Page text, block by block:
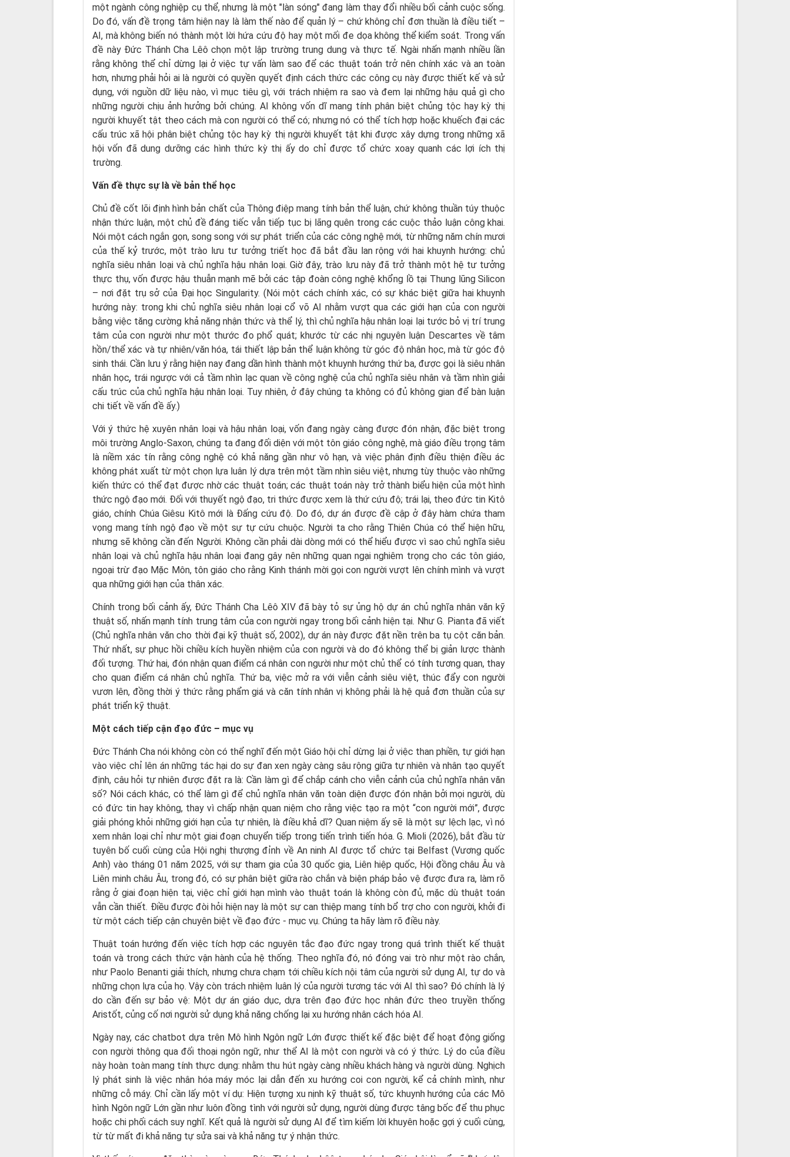
một ngành công nghiệp cụ thể, nhưng là một "làn sóng" đang làm thay đổi nhiều bối cảnh cuộc sống.
Do đó, vấn đề trọng tâm hiện nay là làm thế nào để quản lý – chứ không chỉ đơn thuần là điều tiết –
AI, mà không biến nó thành một lời hứa cứu độ hay một mối đe dọa không thể kiểm soát. Trong vấn
đề này Đức Thánh Cha Lêô chọn một lập trường trung dung và thực tế. Ngài nhấn mạnh nhiều lần
rằng không thể chỉ dừng lại ở việc tự vấn làm sao để các thuật toán trở nên chính xác và an toàn
hơn, nhưng phải hỏi ai là người có quyền quyết định cách thức các công cụ này được thiết kế và sử
dụng, với nguồn dữ liệu nào, vì mục tiêu gì, với trách nhiệm ra sao và đem lại những hậu quả gì cho
những người chịu ảnh hưởng bởi chúng. AI không vốn dĩ mang tính phân biệt chủng tộc hay kỳ thị
người khuyết tật theo cách mà con người có thể có; nhưng nó có thể tích hợp hoặc khuếch đại các
cấu trúc xã hội phân biệt chủng tộc hay kỳ thị người khuyết tật khi được xây dựng trong những xã
hội vốn đã dung dưỡng các hình thức kỳ thị ấy do chỉ được tổ chức xoay quanh các lợi ích thị
trường.
Vấn đề thực sựlà về bản thể học
Chủ đề cốt lõi định hình bản chất của Thông điệp mang tính bản thể luận, chứ không thuần túy thuộc
nhận thức luận, một chủ đề đáng tiếc vẫn tiếp tục bị lãng quên trong các cuộc thảo luận công khai.
Nói một cách ngắn gọn, song song với sự phát triển của các công nghệ mới, từ những năm chín mươi
của thế kỷ trước, một trào lưu tư tưởng triết học đã bắt đầu lan rộng với hai khuynh hướng: chủ
nghĩa siêu nhân loại và chủ nghĩa hậu nhân loại. Giờ đây, trào lưu này đã trở thành một hệ tư tưởng
thực thụ, vốn được hậu thuẫn mạnh mẽ bởi các tập đoàn công nghệ khổng lồ tại Thung lũng Silicon
– nơi đặt trụ sở của Đại học Singularity. (Nói một cách chính xác, có sự khác biệt giữa hai khuynh
hướng này: trong khi chủ nghĩa siêu nhân loại cổ võ AI nhằm vượt qua các giới hạn của con người
bằng việc tăng cường khả năng nhận thức và thể lý, thì chủ nghĩa hậu nhân loại lại tước bỏ vị trí trung
tâm của con người như một thước đo phổ quát; khước từ các nhị nguyên luận Descartes về tâm
hồn/thể xác và tự nhiên/văn hóa, tái thiết lập bản thể luận không từ góc độ nhân học, mà từ góc độ
sinh thái. Cần lưu ý rằng hiện nay đang dần hình thành một khuynh hướng thứ ba, được gọi là siêu nhân
nhân học, trái ngược với cả tầm nhìn lạc quan về công nghệ của chủ nghĩa siêu nhân và tầm nhìn giải
cấu trúc của chủ nghĩa hậu nhân loại. Tuy nhiên, ở đây chúng ta không có đủ không gian để bàn luận
chi tiết về vấn đề ấy.)
Với ý thức hệ xuyên nhân loại và hậu nhân loại, vốn đang ngày càng được đón nhận, đặc biệt trong
môi trường Anglo-Saxon, chúng ta đang đối diện với một tôn giáo công nghệ, mà giáo điều trọng tâm
là niềm xác tín rằng công nghệ có khả năng gần như vô hạn, và việc phân định điều thiện điều ác
không phát xuất từ một chọn lựa luân lý dựa trên một tầm nhìn siêu việt, nhưng tùy thuộc vào những
kiến thức có thể đạt được nhờ các thuật toán; các thuật toán này trở thành biểu hiện của một hình
thức ngộ đạo mới. Đối với thuyết ngộ đạo, tri thức được xem là thứ cứu độ; trái lại, theo đức tin Kitô
giáo, chính Chúa Giêsu Kitô mới là Đấng cứu độ. Do đó, dự án được đề cập ở đây hàm chứa tham
vọng mang tính ngộ đạo về một sự tự cứu chuộc. Người ta cho rằng Thiên Chúa có thể hiện hữu,
nhưng sẽ không cần đến Người. Không cần phải dài dòng mới có thể hiểu được vì sao chủ nghĩa siêu
nhân loại và chủ nghĩa hậu nhân loại đang gây nên những quan ngại nghiêm trọng cho các tôn giáo,
ngoại trừ đạo Mặc Môn, tôn giáo cho rằng Kinh thánh mời gọi con người vượt lên chính mình và vượt
qua những giới hạn của thân xác.
Chính trong bối cảnh ấy, Đức Thánh Cha Lêô XIV đã bày tỏ sự ủng hộ dự án chủ nghĩa nhân văn kỹ
thuật số, nhấn mạnh tính trung tâm của con người ngay trong bối cảnh hiện tại. Như G. Pianta đã viết
(Chủ nghĩa nhân văn cho thời đại kỹ thuật số, 2002), dự án này được đặt nền trên ba tụ cột căn bản.
Thứ nhất, sự phục hồi chiều kích huyền nhiệm của con người và do đó không thể bị giản lược thành
đối tượng. Thứ hai, đón nhận quan điểm cá nhân con người như một chủ thể có tính tương quan, thay
cho quan điểm cá nhân chủ nghĩa. Thứ ba, việc mở ra với viễn cảnh siêu việt, thúc đẩy con người
vươn lên, đồng thời ý thức rằng phẩm giá và căn tính nhân vị không phải là hệ quả đơn thuần của sự
phát triển kỹ thuật.
Một cách tiếp cận đạo đức – mục vụ
Đức Thánh Cha nói không còn có thể nghĩ đến một Giáo hội chỉ dừng lại ở việc than phiền, tự giới hạn
vào việc chỉ lên án những tác hại do sự đan xen ngày càng sâu rộng giữa tự nhiên và nhân tạo quyết
định, câu hỏi tự nhiên được đặt ra là: Cần làm gì để chắp cánh cho viễn cảnh của chủ nghĩa nhân văn
số? Nói cách khác, có thể làm gì để chủ nghĩa nhân văn toàn diện được đón nhận bởi mọi người, dù
có đức tin hay không, thay vì chấp nhận quan niệm cho rằng việc tạo ra một “con người mới”, được
giải phóng khỏi những giới hạn của tự nhiên, là điều khả dĩ? Quan niệm ấy sẽ là một sự lệch lạc, vì nó
xem nhân loại chỉ như một giai đoạn chuyển tiếp trong tiến trình tiến hóa. G. Mioli (2026), bắt đầu từ
tuyên bố cuối cùng của Hội nghị thượng đỉnh về An ninh AI được tổ chức tại Belfast (Vương quốc
Anh) vào tháng 01 năm 2025, với sự tham gia của 30 quốc gia, Liên hiệp quốc, Hội đồng châu Âu và
Liên minh châu Âu, trong đó, có sự phân biệt giữa rào chắn và biện pháp bảo vệ được đưa ra, làm rõ
rằng ở giai đoạn hiện tại, việc chỉ giới hạn mình vào thuật toán là không còn đủ, mặc dù thuật toán
vẫn cần thiết. Điều được đòi hỏi hiện nay là một sự can thiệp mang tính bổ trợ cho con người, khởi đi
từ một cách tiếp cận chuyên biệt về đạo đức - mục vụ. Chúng ta hãy làm rõ điều này.
Thuật toán hướng đến việc tích hợp các nguyên tắc đạo đức ngay trong quá trình thiết kế thuật
toán và trong cách thức vận hành của hệ thống. Theo nghĩa đó, nó đóng vai trò như một rào chắn,
như Paolo Benanti giải thích, nhưng chưa chạm tới chiều kích nội tâm của người sử dụng AI, tự do và
những chọn lựa của họ. Vậy còn trách nhiệm luân lý của người tương tác với AI thì sao? Đó chính là lý
do cần đến sự bảo vệ: Một dự án giáo dục, dựa trên đạo đức học nhân đức theo truyền thống
Aristốt, củng cố nơi người sử dụng khả năng chống lại xu hướng nhân cách hóa AI.
Ngày nay, các chatbot dựa trên Mô hình Ngôn ngữ Lớn được thiết kế đặc biệt để hoạt động giống
con người thông qua đối thoại ngôn ngữ, như thể AI là một con người và có ý thức. Lý do của điều
này hoàn toàn mang tính thực dụng: nhằm thu hút ngày càng nhiều khách hàng và người dùng. Nghịch
lý phát sinh là việc nhân hóa máy móc lại dẫn đến xu hướng coi con người, kể cả chính mình, như
những cỗ máy. Chỉ cần lấy một ví dụ: Hiện tượng xu nịnh kỹ thuật số, tức khuynh hướng của các Mô
hình Ngôn ngữ Lớn gần như luôn đồng tình với người sử dụng, người dùng được tâng bốc để thu phục
hoặc chi phối cách suy nghĩ. Kết quả là người sử dụng AI để tìm kiếm lời khuyên hoặc gợi ý cuối cùng,
từ từ mất đi khả năng tự sửa sai và khả năng tự ý nhận thức.